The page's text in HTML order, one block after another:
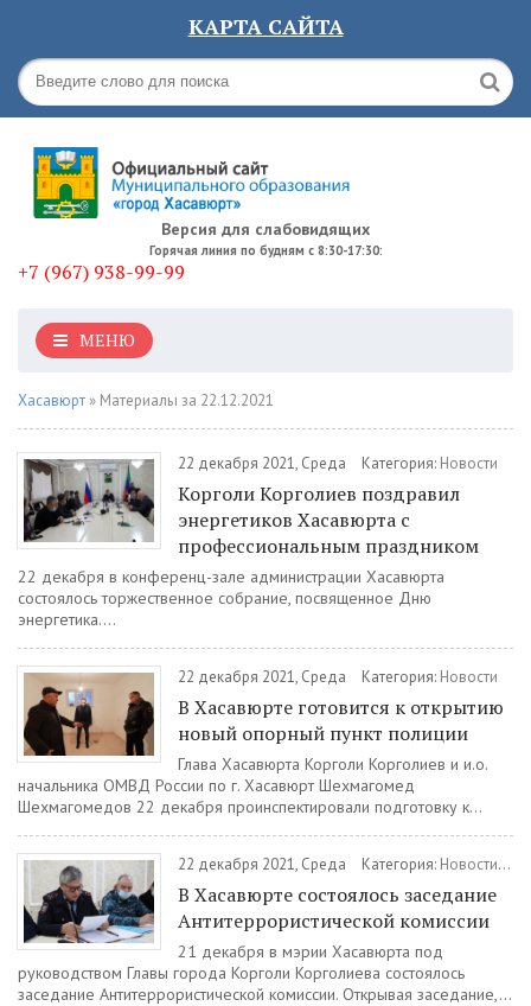
КАРТА САЙТА
Версия для слабовидящих
Горячая линия по будням с 8:30-17:30:
+7 (967) 938-99-99
МЕНЮ
Хасавюрт » Материалы за 22.12.2021
22 декабря 2021, Среда Категория: Новости
Корголи Корголиев поздравил
энергетиков Хасавюрта с
профессиональным праздником
22 декабря в конференц-зале администрации Хасавюрта
состоялось торжественное собрание, посвященное Дню
энергетика....
22 декабря 2021, Среда Категория: Новости
В Хасавюрте готовится к открытию
новый опорный пункт полиции
Глава Хасавюрта Корголи Корголиев и и.о.
начальника ОМВД России по г. Хасавюрт Шехмагомед
Шехмагомедов 22 декабря проинспектировали подготовку к...
22 декабря 2021, Среда Категория: Новости/
В Хасавюрте состоялось заседание
Антитеррористической комиссии
21 декабря в мэрии Хасавюрта под
руководством Главы города Корголи Корголиева состоялось
заседание Антитеррористической комиссии. Открывая заседание,...